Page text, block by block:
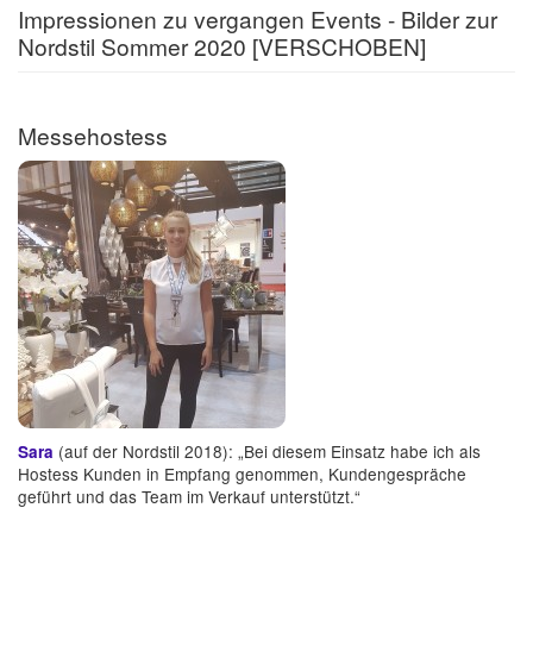
Impressionen zu vergangen Events - Bilder zur
Nordstil Sommer 2020 [VERSCHOBEN]
Messehostess
Sara (auf der Nordstil 2018): „Bei diesem Einsatz habe ich als
Hostess Kunden in Empfang genommen, Kundengespräche
geführt und das Team im Verkauf unterstützt.“